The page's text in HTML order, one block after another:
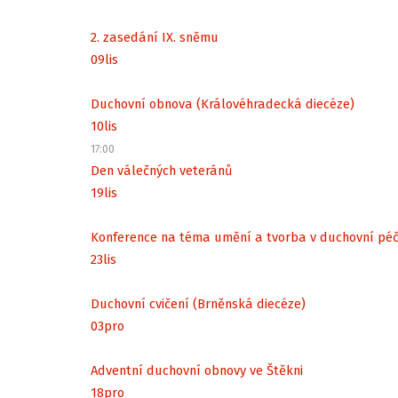
2. zasedání IX. sněmu
09lis
Duchovní obnova (Královéhradecká diecéze)
10lis
17:00
Den válečných veteránů
19lis
Konference na téma umění a tvorba v duchovní
23lis
Duchovní cvičení (Brněnská diecéze)
03pro
Adventní duchovní obnovy ve Štěkni
18pro